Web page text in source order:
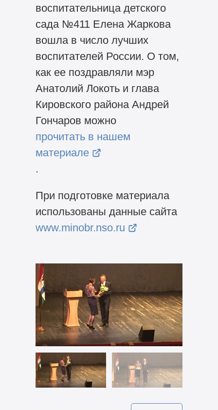
воспитательница детского
сада №411 Елена Жаркова
вошла в число лучших
воспитателей России. О том,
как ее поздравляли мэр
Анатолий Локоть и глава
Кировского района Андрей
Гончаров можно
прочитать в нашем
материале
.
При подготовке материала
использованы данные сайта
www.minobr.nso.ru